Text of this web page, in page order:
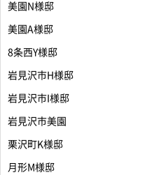
美園N様邸
美園A様邸
8条西Y様邸
岩見沢市H様邸
岩見沢市I様邸
岩見沢市美園
栗沢町K様邸
月形M様邸